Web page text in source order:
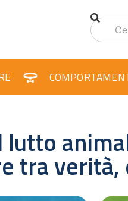
lutto
tra